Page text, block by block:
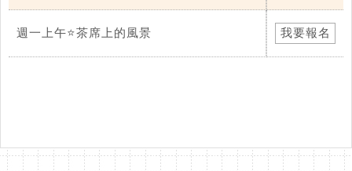
週一上午⭐茶席上的風景 我要報名